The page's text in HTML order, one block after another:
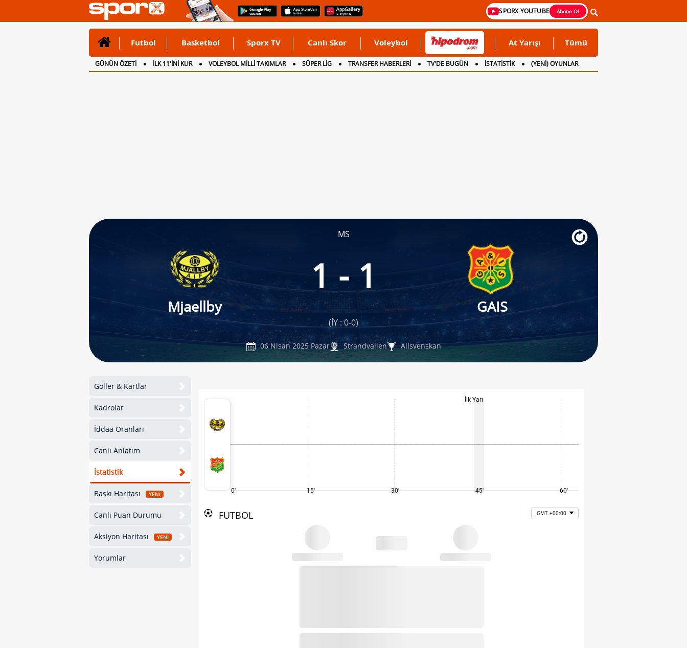
SPORX YOUTUBE Abone Ol
Futbol Basketbol Sporx TV Canlı Skor Voleybol At Yarışı Tümü
GÜNÜN ÖZETİ İLK 11'İNİ KUR VOLEYBOL MİLLİ TAKIMLAR SÜPER LİG TRANSFER HABERLERİ TV'DE BUGÜN İSTATİSTİK
(YENİ) OYUNLAR
CANLI ANLATIM
İNGİLTERE
MS
Mjaellby
1 - 1
GAIS
(İY : 0-0)
06 Nisan 2025 Pazar Strandvallen Allsvenskan
Goller & Kartlar
Kadrolar
İddaa Oranları
Canlı Anlatım
İstatistik
Baskı Haritası YENİ
Canlı Puan Durumu
Aksiyon Haritası YENİ
Yorumlar
0' 15' 30'
İlk Yarı
45' 60'
FUTBOL GMT +00:00